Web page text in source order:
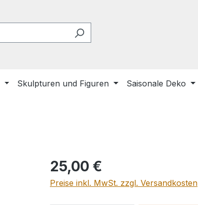
Skulpturen und Figuren Saisonale Deko
Regulärer Preis:
25,00 €
Preise inkl. MwSt. zzgl. Versandkosten